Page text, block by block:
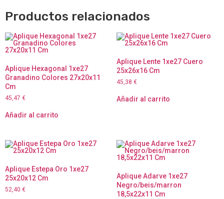
Productos relacionados
Aplique Hexagonal 1xe27
Granadino Colores 27x20x11
Cm
45,47 €
Añadir al carrito
Aplique Lente 1xe27 Cuero
25x26x16 Cm
45,38 €
Añadir al carrito
Aplique Estepa Oro 1xe27
25x20x12 Cm
52,40 €
Aplique Adarve 1xe27
Negro/beis/marron
18,5x22x11 Cm